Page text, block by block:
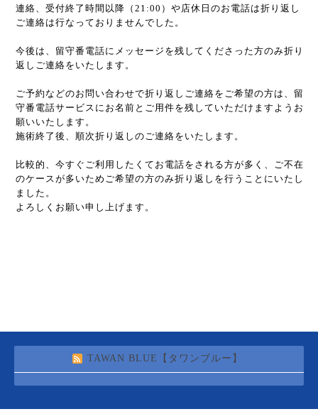
連絡、受付終了時間以降（21:00）や店休日のお電話は折り返し
ご連絡は行なっておりませんでした。
今後は、留守番電話にメッセージを残してくださった方のみ折り
返しご連絡をいたします。
ご予約などのお問い合わせで折り返しご連絡をご希望の方は、留
守番電話サービスにお名前とご用件を残していただけますようお
願いいたします。
施術終了後、順次折り返しのご連絡をいたします。
比較的、今すぐご利用したくてお電話をされる方が多く、ご不在
のケースが多いためご希望の方のみ折り返しを行うことにいたし
ました。
よろしくお願い申し上げます。
TAWAN BLUE【タワンブルー】